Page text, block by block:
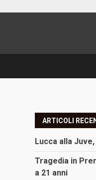
ARTICOLI
Lucca alla
Tragedia in
a 21 anni